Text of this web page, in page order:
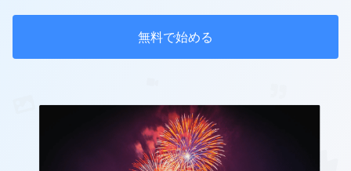
無料で始める